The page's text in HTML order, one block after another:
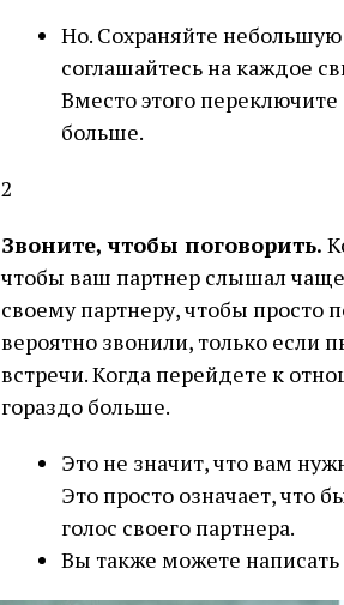
Но. Сохраняйте
соглашайтесь на каждое
Вместо этого переключите
больше.
2
Звоните, чтобы поговорить.
чтобы ваш партнер слышал
своему партнеру, чтобы просто
вероятно звонили, только если
встречи. Когда перейдете к
гораздо больше.
Это не значит, что вам
Это просто означает, что
голос своего партнера.
Вы также можете